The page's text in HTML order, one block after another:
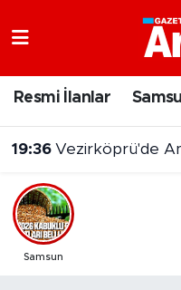
Resmi İlanlar
19:36 Vezirköprü'de Anadolu
Samsun
Samsun Namaz
Trafik Durumu
Süper Lig Puan